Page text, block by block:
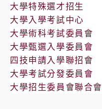
大學特殊選才招生
大學入學考試中心
大學術科考試委員會
大學甄選入學委員會
四技申請入學聯招會
大學考試分發委員會
大學招生委員會聯合會